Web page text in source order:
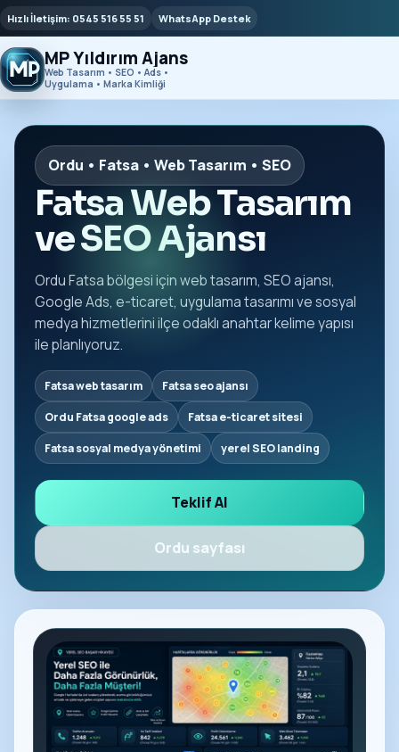
Hızlı İletişim: 0545 516 55 51 WhatsApp Destek
MP Yıldırım Ajans
Web Tasarım • SEO • Ads •
Uygulama • Marka Kimliği
Ordu • Fatsa • Web Tasarım • SEO
Fatsa Web Tasarım
ve SEO Ajansı
Ordu Fatsa bölgesi için web tasarım, SEO ajansı,
Google Ads, e-ticaret, uygulama tasarımı ve sosyal
medya hizmetlerini ilçe odaklı anahtar kelime yapısı
ile planlıyoruz.
Fatsa web tasarım Fatsa seo ajansı
Ordu Fatsa google ads Fatsa e-ticaret sitesi
Fatsa sosyal medya yönetimi yerel SEO landing
Teklif Al
Ordu sayfası